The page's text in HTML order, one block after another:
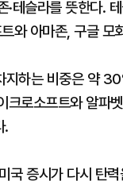
·테슬라를 뜻한
와 아마존, 구글 모
하는 비중은 약
크로소프트와 알
.
국 증시가 다시 탄